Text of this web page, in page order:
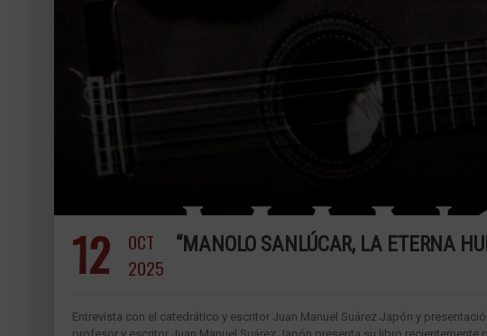
12
OCT
2025
“MANOLO SANLÚCAR, LA ETERNA
Entrevista con el catedrático y escritor Juan Manuel Suárez Japón y